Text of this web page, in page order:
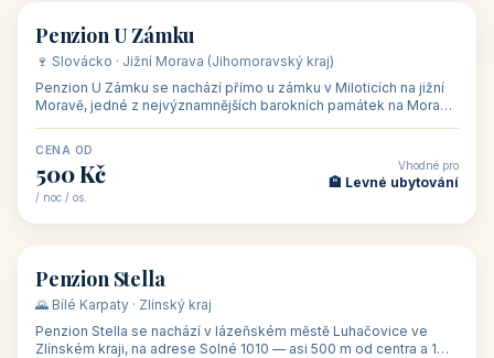
🏡 penzion
Penzion U Zámku
🍷 Slovácko · Jižní Morava (Jihomoravský kraj)
Penzion U Zámku se nachází přímo u zámku v Miloticích na jižní
Moravě, jedné z nejvýznamnějších barokních památek na Moravě,
CENA OD
500 Kč
/ noc / os.
Vhodné pro
🏨 Levné ubytování
🏡 penzion
Penzion Stella
🌄 Bílé Karpaty · Zlínský kraj
Penzion Stella se nachází v lázeňském městě Luhačovice ve
Zlínském kraji, na adrese Solné 1010 — asi 500 m od centra a 1